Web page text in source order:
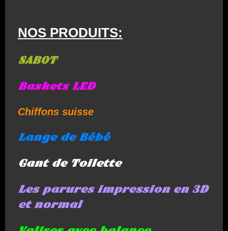
NOS PRODUITS:
SABOT
Baskets LED
Chiffons suisse
Lange de Bébé
Gant de Toilette
Les parures impression en 3D
et normal